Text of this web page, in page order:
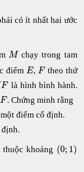
có ít nhất hai ước
Mchạy trong tam
điểm E, F theo thứ
F là hình bình hành.
F. Chứng minh rằng
điểm cố định.
thuộc khoảng (0; 1)